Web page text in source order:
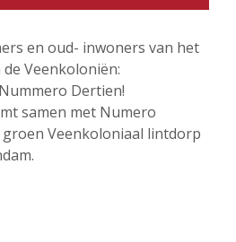
en oud- inwoners van het
Veenkoloniën:
Dertien!
samen met Numero
Veenkoloniaal lintdorp